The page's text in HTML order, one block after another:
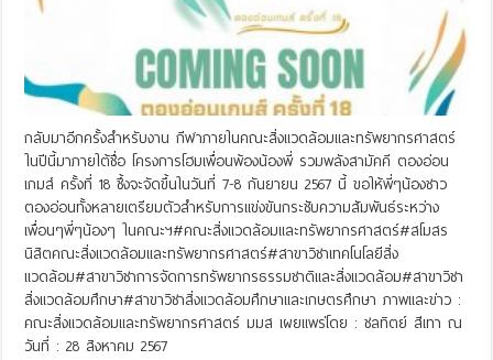
กลับมาอีกครั้งสำหรับงาน กีฬาภายในคณะสิ่งแวดล้อมและทรัพยากรศาสตร์
ในปีนี้มาภายใต้ชื่อ โครงการโฮมเพื่อนพ้องน้องพี่ รวมพลังสามัคคี ตองอ่อน
เกมส์ ครั้งที่ 18 ซึ้งจะจัดขึ้นในวันที่ 7-8 กันยายน 2567 นี้ ขอให้พี่ๆน้องชาว
ตองอ่อนทั้งหลายเตรียมตัวสำหรับการแข่งขันกระชับความสัมพันธ์ระหว่าง
เพื่อนๆพี่ๆน้องๆ ในคณะฯ#คณะสิ่งแวดล้อมและทรัพยากรศาสตร์#สโมสร
นิสิตคณะสิ่งแวดล้อมและทรัพยากรศาสตร์#สาขาวิชาเทคโนโลยีสิ่ง
แวดล้อม#สาขาวิชาการจัดการทรัพยากรธรรมชาติและสิ่งแวดล้อม#สาขาวิชา
สิ่งแวดล้อมศึกษา#สาขาวิชาสิ่งแวดล้อมศึกษาและเกษตรศึกษา ภาพและข่าว :
คณะสิ่งแวดล้อมและทรัพยากรศาสตร์ มมส เผยแพร่โดย : ชลทิตย์ สีเทา ณ
วันที่ : 28 สิงหาคม 2567